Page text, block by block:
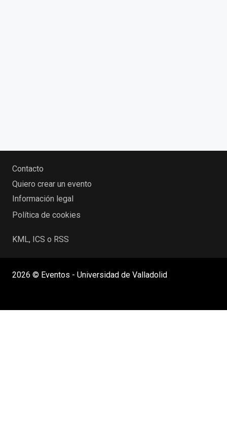
Contacto
Quiero crear un evento
Información legal
Política de cookies
KML, ICS o RSS
2026 © Eventos - Universidad de Valladolid